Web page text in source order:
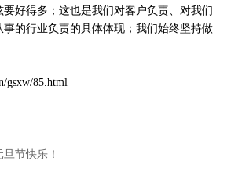
好得多；这也是我们对客户负责、对我们
事的行业负责的具体体现；我们始终坚持做
gsxw/85.html
节快乐！